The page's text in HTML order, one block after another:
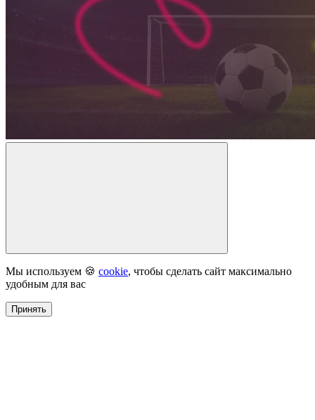
Мы используем 🍪 cookie, чтобы сделать сайт максимально
удобным для вас
Принять